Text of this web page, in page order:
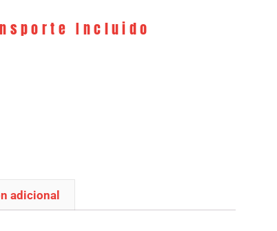
Incluido
adicional